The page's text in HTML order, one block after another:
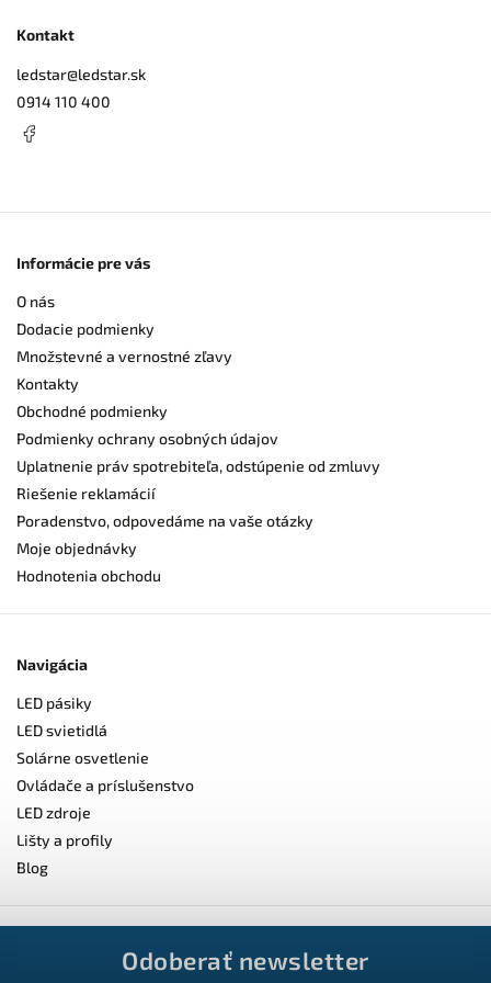
Kontakt
ledstar@ledstar.sk
0914 110 400
Informácie pre vás
O nás
Dodacie podmienky
Množstevné a vernostné zľavy
Kontakty
Obchodné podmienky
Podmienky ochrany osobných údajov
Uplatnenie práv spotrebiteľa, odstúpenie od zmluvy
Riešenie reklamácií
Poradenstvo, odpovedáme na vaše otázky
Moje objednávky
Hodnotenia obchodu
Navigácia
LED pásiky
LED svietidlá
Solárne osvetlenie
Ovládače a príslušenstvo
LED zdroje
Lišty a profily
Blog
Odoberať newsletter